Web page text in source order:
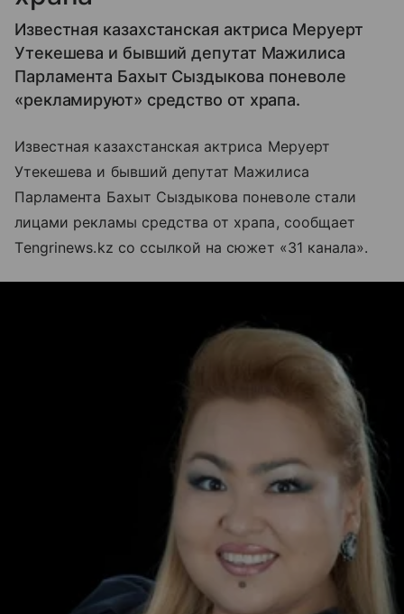
Известная казахстанская актриса Меруерт
Утекешева и бывший депутат Мажилиса
Парламента Бахыт Сыздыкова поневоле
«рекламируют» средство от храпа.
Известная казахстанская актриса Меруерт
Утекешева и бывший депутат Мажилиса
Парламента Бахыт Сыздыкова поневоле стали
лицами рекламы средства от храпа, сообщает
Тengrinews.kz со ссылкой на сюжет «31 канала».